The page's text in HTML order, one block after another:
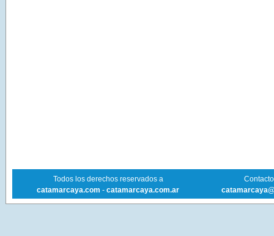
Todos los derechos reservados a
catamarcaya.com - catamarcaya.com.ar